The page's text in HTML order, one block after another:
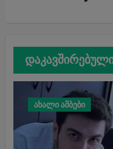
ახალი ამბები